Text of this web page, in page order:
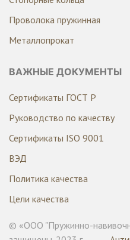
Проволока пружинная
Металлопрокат
ВАЖНЫЕ ДОКУМЕНТЫ
Сертификаты ГОСТ Р
Руководство по качеству
Сертификаты ISO 9001
ВЭД
Политика качества
Цели качества
© «ООО "Пружинно-